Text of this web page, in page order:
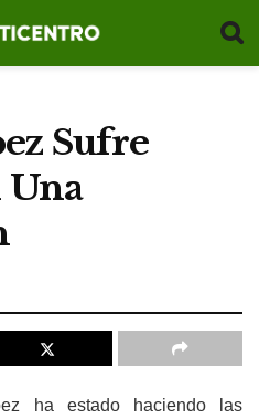
Sufre
Una
ha estado haciendo las